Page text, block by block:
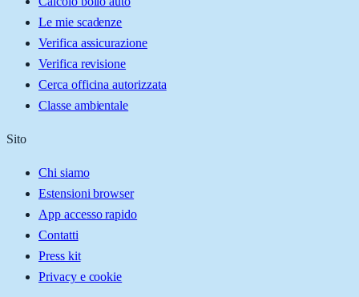
Le mie scadenze
Verifica assicurazione
Verifica revisione
Cerca officina autorizzata
Classe ambientale
Sito
Chi siamo
Estensioni browser
App accesso rapido
Contatti
Press kit
Privacy e cookie